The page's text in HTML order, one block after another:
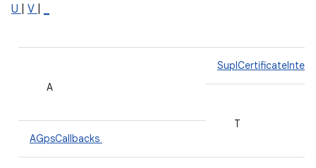
U
V
A
T
AGpsCallbacks